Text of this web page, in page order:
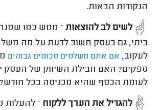
הנקודות הבאות.
לשים לב להוצאות – ממש כמו
ביתי, גם בעסק חשוב לדעת על מה
לעקוב, אם אתם משלמים סכומים גבוהים
ספקים? האם חבילת השיווק של העסק
לעומת הכסף שהיא מכניסה בכל חודש?
להגדיל את הערך ללקוח – להעלות